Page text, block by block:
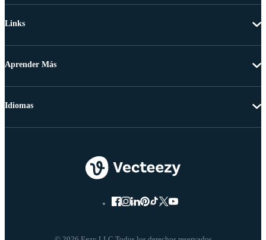
Links
Aprender Más
Idiomas